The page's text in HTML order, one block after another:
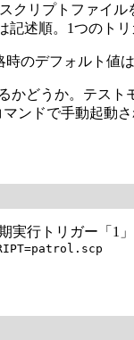
クリプトファイ
述順。1つのト
のデフォルト値
かどうか。テス
マンドで手動起動
実行トリガー「1